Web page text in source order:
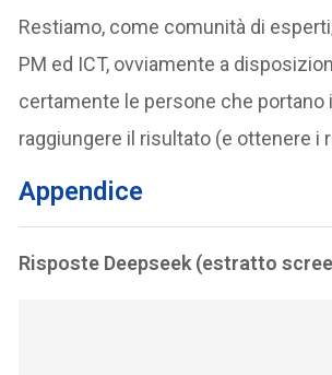
Restiamo, come comunità di
PM ed ICT, ovviamente a
certamente le persone che portano
raggiungere il risultato (e ottenere i
Appendice
Risposte Deepseek (estratto